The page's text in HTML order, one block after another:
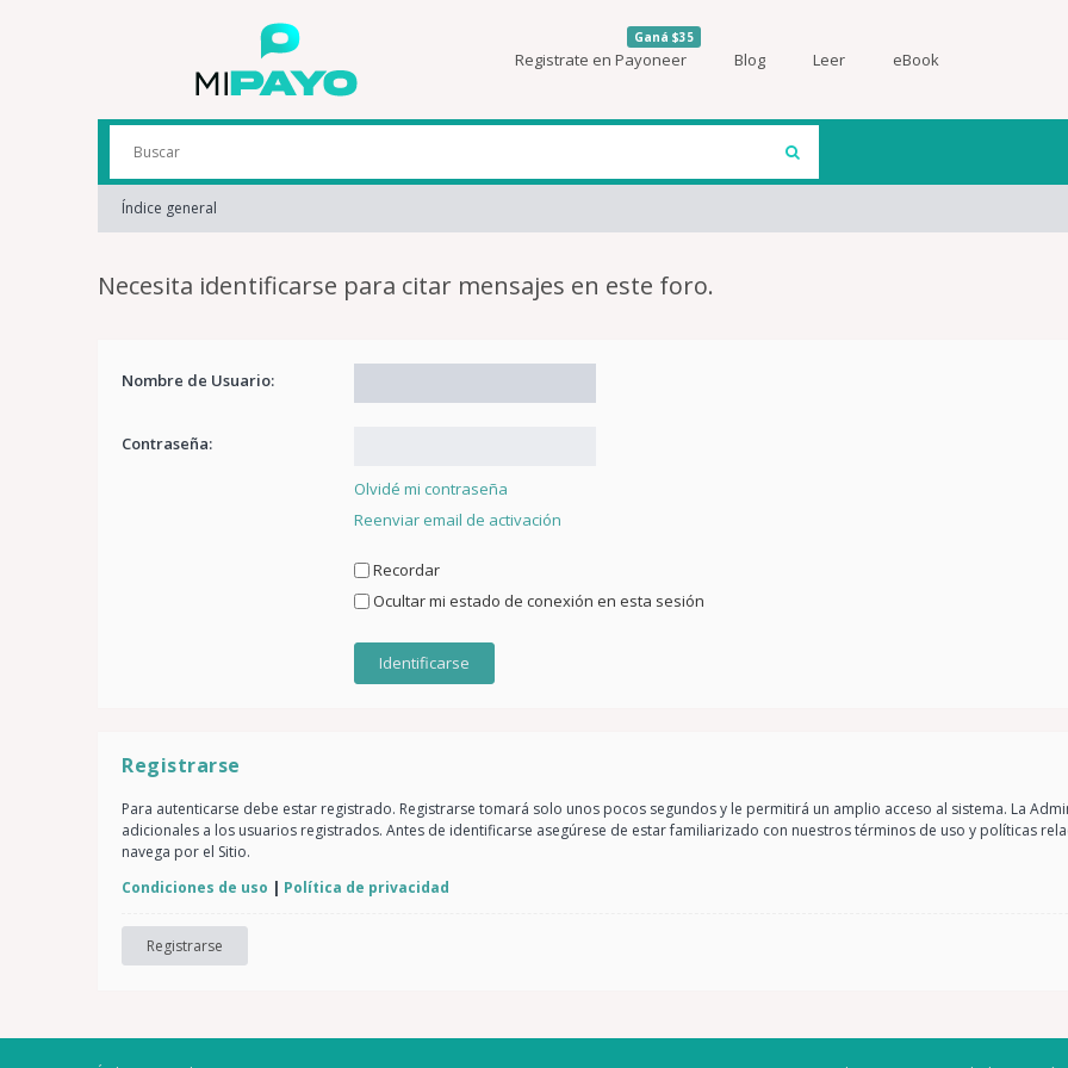
Registrate en Payoneer
Ganá $35
Blog Leer eBook
Índice general
Necesita identificarse para citar mensajes en este foro.
Nombre de Usuario:
Contraseña:
Olvidé mi contraseña
Reenviar email de activación
Recordar
Ocultar mi estado de conexión en esta sesión
Registrarse
Para autenticarse debe estar registrado. Registrarse tomará solo unos pocos segundos y le permitirá un amplio acceso al sistema. La
adicionales a los usuarios registrados. Antes de identificarse asegúrese de estar familiarizado con nuestros términos de uso y políticas
navega por el Sitio.
Condiciones de uso | Política de privacidad
Registrarse